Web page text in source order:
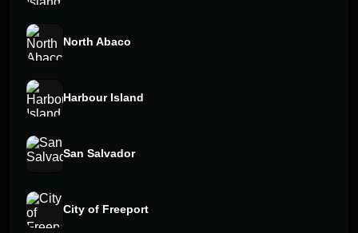
North Abaco
Harbour Island
San Salvador
City of Freeport